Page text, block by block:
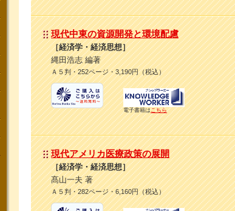
現代中東の資源開発と環境配慮
［経済学・経済思想］
縄田浩志 編著
Ａ５判・252ページ・3,190円（税込）
電子書籍はこちら
現代アメリカ医療政策の展開
［経済学・経済思想］
髙山一夫 著
Ａ５判・282ページ・6,160円（税込）